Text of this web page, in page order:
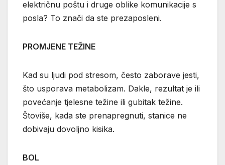
električnu poštu i druge oblike komunikacije s
posla? To znači da ste prezaposleni.
PROMJENE TEŽINE
Kad su ljudi pod stresom, često zaborave jesti,
što usporava metabolizam. Dakle, rezultat je ili
povećanje tjelesne težine ili gubitak težine.
Štoviše, kada ste prenapregnuti, stanice ne
dobivaju dovoljno kisika.
BOL